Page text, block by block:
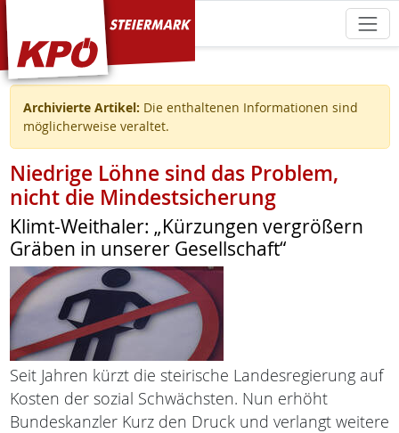
KPÖ Steiermark
Archivierte Artikel: Die enthaltenen Informationen sind
möglicherweise veraltet.
Niedrige Löhne sind das Problem,
nicht die Mindestsicherung
Klimt-Weithaler: „Kürzungen vergrößern
Gräben in unserer Gesellschaft“
Seit Jahren kürzt die steirische Landesregierung auf
Kosten der sozial Schwächsten. Nun erhöht
Bundeskanzler Kurz den Druck und verlangt weitere